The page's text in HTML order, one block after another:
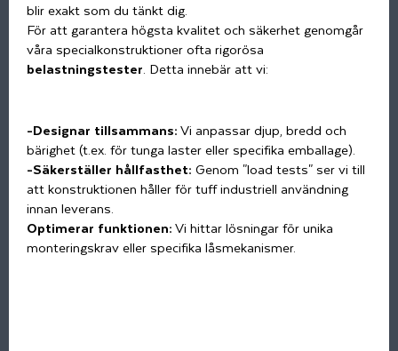
blir exakt som du tänkt dig.
För att garantera högsta kvalitet och säkerhet genomgår
våra specialkonstruktioner ofta rigorösa
belastningstester. Detta innebär att vi:
-Designar tillsammans: Vi anpassar djup, bredd och
bärighet (t.ex. för tunga laster eller specifika emballage).
-Säkerställer hållfasthet: Genom "load tests" ser vi till
att konstruktionen håller för tuff industriell användning
innan leverans.
Optimerar funktionen: Vi hittar lösningar för unika
monteringskrav eller specifika låsmekanismer.